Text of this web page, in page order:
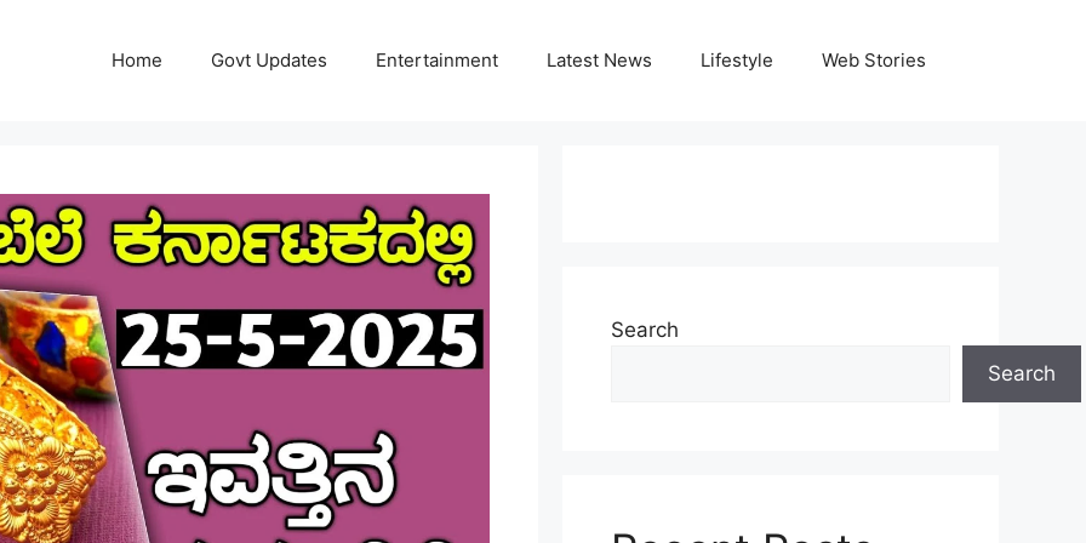
Home Govt Updates Entertainment Latest News Lifestyle Web Stories
Search
Search